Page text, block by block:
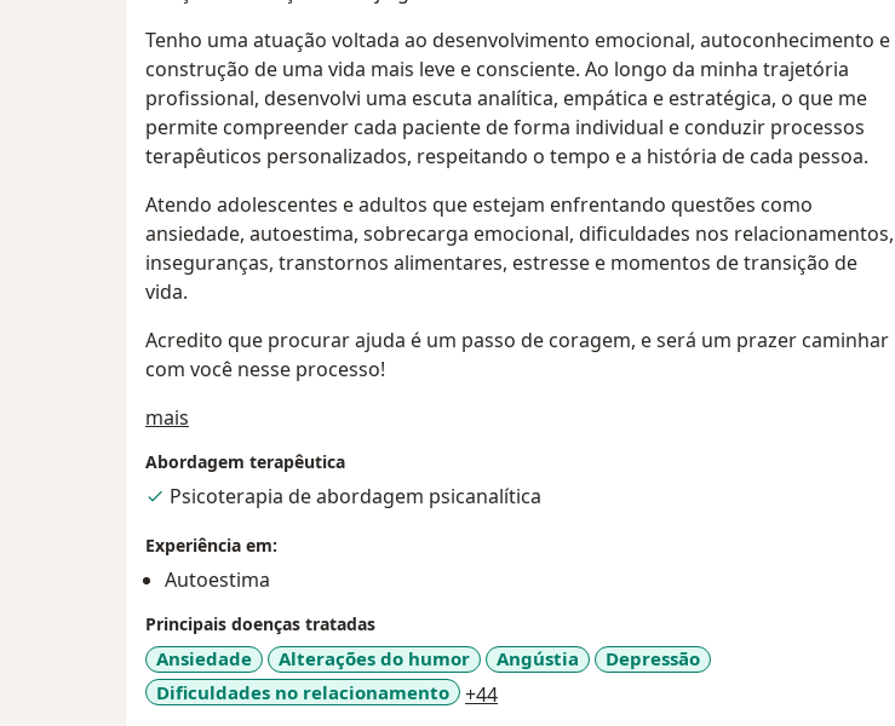
Tenho uma atuação voltada ao desenvolvimento emocional, autoconhecimento e
construção de uma vida mais leve e consciente. Ao longo da minha trajetória
profissional, desenvolvi uma escuta analítica, empática e estratégica, o que me
permite compreender cada paciente de forma individual e conduzir processos
terapêuticos personalizados, respeitando o tempo e a história de cada pessoa.
Atendo adolescentes e adultos que estejam enfrentando questões como
ansiedade, autoestima, sobrecarga emocional, dificuldades nos relacionamentos,
inseguranças, transtornos alimentares, estresse e momentos de transição de
vida.
Acredito que procurar ajuda é um passo de coragem, e será um prazer caminhar
com você nesse processo!
mais
Abordagem terapêutica
Psicoterapia de abordagem psicanalítica
Experiência em:
Autoestima
Principais doenças tratadas
Ansiedade Alterações do humor Angústia
Depressão
Dificuldades no relacionamento
+44a11y_sr_more_diseases